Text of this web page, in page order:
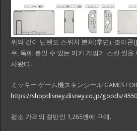
위와 같이 닌텐도 스위치 본체(후면), 조이콘
우, 독에 붙일 수 있는 미키 게임기 스킨 씰을
사왔다.
ミッキー ゲーム機スキンシール GAMES
https://shopdisney.disney.co.jp/goods/
평소 가격의 절반인 1,265엔에 구매.